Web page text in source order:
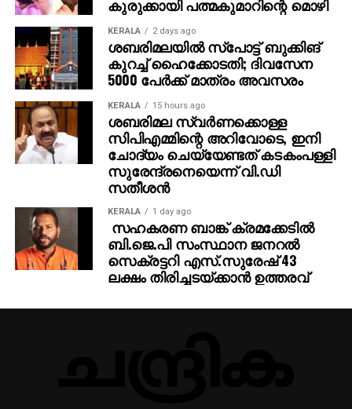
കുരുക്കായി പത്മകുമാറിന്റെ മൊഴി
KERALA 2 days ago
ശബരിമലയില്‍ സ്‌പോട്ട് ബുക്കിങ്
കുറച്ച് ഹൈക്കോടതി; ദിവസേന
5000 പേര്‍ക്ക് മാത്രം അവസരം
KERALA 15 hours ago
ശബരിമല സ്വര്‍ണക്കൊള്ള
സിപിഎമ്മിന്റെ അറിവോടെ, ഇനി
ചോദ്യം ചെയ്യേണ്ടത് കടകംപള്ളി
സുരേന്ദ്രനെയെന്ന് വി.ഡി
സതീശന്‍
KERALA 1 day ago
സഹകരണ ബാങ്ക് ക്രമക്കേടില്‍
ബി.ജെ.പി സംസ്ഥാന ജനറല്‍
സെക്രട്ടറി എസ്.സുരേഷ് 43
ലക്ഷം തിരിച്ചടയ്ക്കാന്‍ ഉത്തരവ്